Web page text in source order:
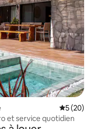
Note
5 (20)
et service quotidien